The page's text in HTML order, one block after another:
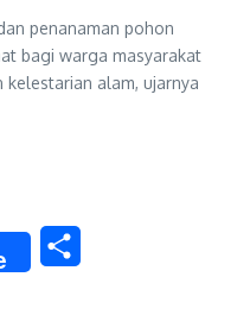
penanaman pohon
bagi warga masyarakat
alam, ujarnya